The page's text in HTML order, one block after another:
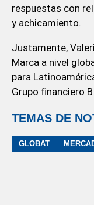
respuestas con
y achicamiento.
Justamente,
Marca a nivel
para
Grupo financiero
TEMAS DE
GLOBAT